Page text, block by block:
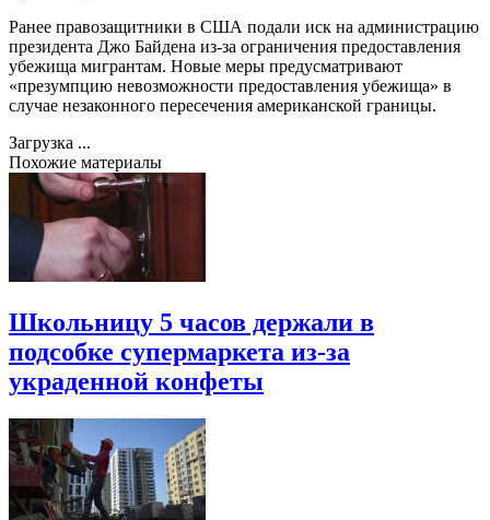
Ранее правозащитники в США подали иск на администрацию
президента Джо Байдена из-за ограничения предоставления
убежища мигрантам. Новые меры предусматривают
«презумпцию невозможности предоставления убежища» в
случае незаконного пересечения американской границы.
Загрузка ...
Похожие материалы
Школьницу 5 часов держали в
подсобке супермаркета из-за
украденной конфеты